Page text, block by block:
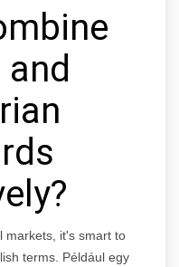
markets, it's smart to
terms. Például egy